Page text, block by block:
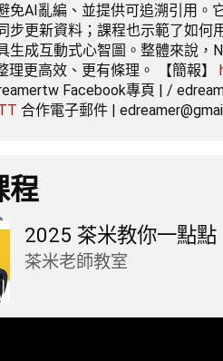
免AI亂編、並提供可追溯引用。
步更新資料；課程也示範了如何
生成互動式心智圖。整體來說
理更高效、更有條理。 【簡報】
Facebook專頁 | /
合作電子郵件 |
程
2025 茶米教你一點點
茶米老師教室